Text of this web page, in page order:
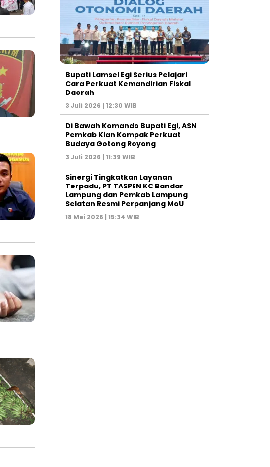
Bupati Lamsel Egi Serius Pelajari
Cara Perkuat Kemandirian Fiskal
Daerah
3 Juli 2026 | 12:30 WIB
Di Bawah Komando Bupati Egi, ASN
Pemkab Kian Kompak Perkuat
Budaya Gotong Royong
3 Juli 2026 | 11:39 WIB
Sinergi Tingkatkan Layanan
Terpadu, PT TASPEN KC Bandar
Lampung dan Pemkab Lampung
Selatan Resmi Perpanjang MoU
18 Mei 2026 | 15:34 WIB